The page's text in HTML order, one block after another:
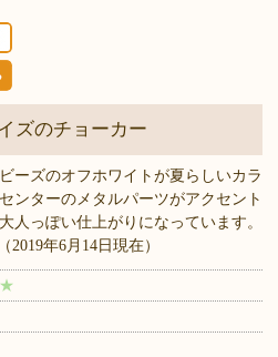
ズのチョーカー
ーズのオフホワイトが夏らしいカラ
ンターのメタルパーツがアクセント
人っぽい仕上がりになっています。
年6月14日現在）
★